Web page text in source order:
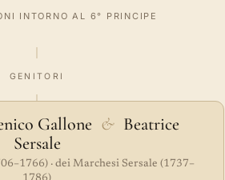
INTORNO AL 6° PRINCIPE
GENITORI
Gallone & Beatrice
Sersale
· dei Marchesi Sersale (1737–